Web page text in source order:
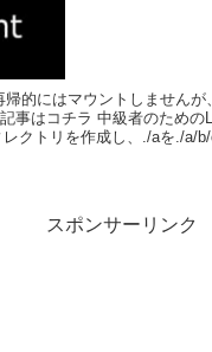
帰的にはマウントしませんが
事はコチラ 中級者のための
クトリを作成し、./aを./a/b/
スポンサーリンク